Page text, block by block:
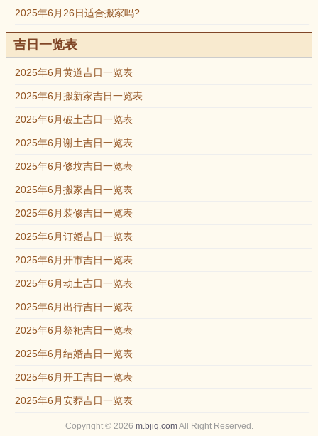
2025年6月26日适合搬家吗?
吉日一览表
2025年6月黄道吉日一览表
2025年6月搬新家吉日一览表
2025年6月破土吉日一览表
2025年6月谢土吉日一览表
2025年6月修坟吉日一览表
2025年6月搬家吉日一览表
2025年6月装修吉日一览表
2025年6月订婚吉日一览表
2025年6月开市吉日一览表
2025年6月动土吉日一览表
2025年6月出行吉日一览表
2025年6月祭祀吉日一览表
2025年6月结婚吉日一览表
2025年6月开工吉日一览表
2025年6月安葬吉日一览表
Copyright © 2026 m.bjiq.comAll Right Reserved.